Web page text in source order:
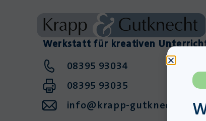
Werkstatt für kreativen
08395 93034
08395 93035
info@krapp-gutknecht.de